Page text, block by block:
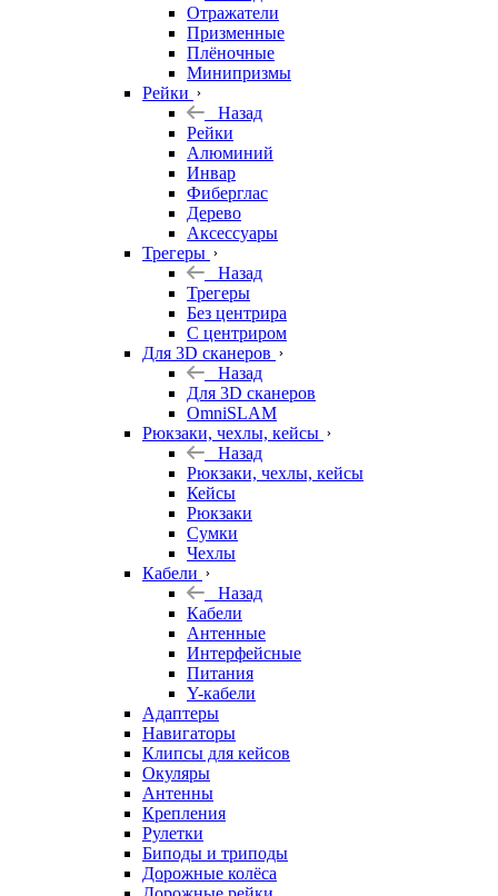
Отражатели
Призменные
Плёночные
Минипризмы
Рейки
Назад
Рейки
Алюминий
Инвар
Фиберглас
Дерево
Аксессуары
Трегеры
Назад
Трегеры
Без центрира
С центриром
Для 3D сканеров
Назад
Для 3D сканеров
OmniSLAM
Рюкзаки, чехлы, кейсы
Назад
Рюкзаки, чехлы, кейсы
Кейсы
Рюкзаки
Сумки
Чехлы
Кабели
Назад
Кабели
Антенные
Интерфейсные
Питания
Y-кабели
Адаптеры
Навигаторы
Клипсы для кейсов
Окуляры
Антенны
Крепления
Рулетки
Биподы и триподы
Дорожные колёса